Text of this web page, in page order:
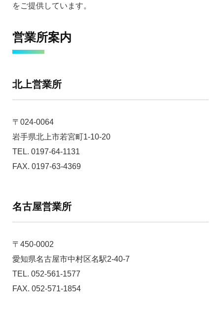
をご提供しています。
営業所案内
北上営業所
〒024-0064
岩手県北上市若宮町1-10-20
TEL. 0197-64-1131
FAX. 0197-63-4369
名古屋営業所
〒450-0002
愛知県名古屋市中村区名駅2-40-7
TEL. 052-561-1577
FAX. 052-571-1854